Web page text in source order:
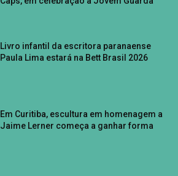
Livro infantil da escritora paranaense
Paula Lima estará na Bett Brasil 2026
Em Curitiba, escultura em homenagem a
Jaime Lerner começa a ganhar forma